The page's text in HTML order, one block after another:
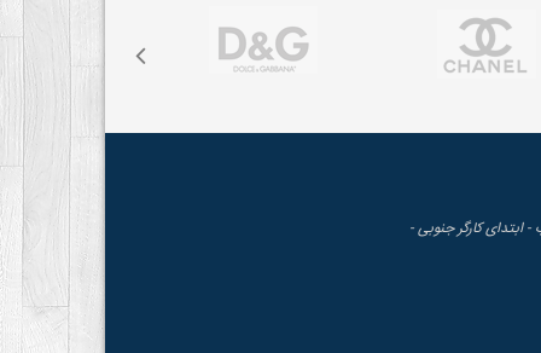
- ابتدای کارگر جنوبی -